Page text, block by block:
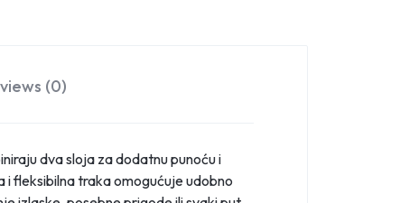
(0)
dva sloja za dodatnu punoću i
fleksibilna traka omogućuje udobno